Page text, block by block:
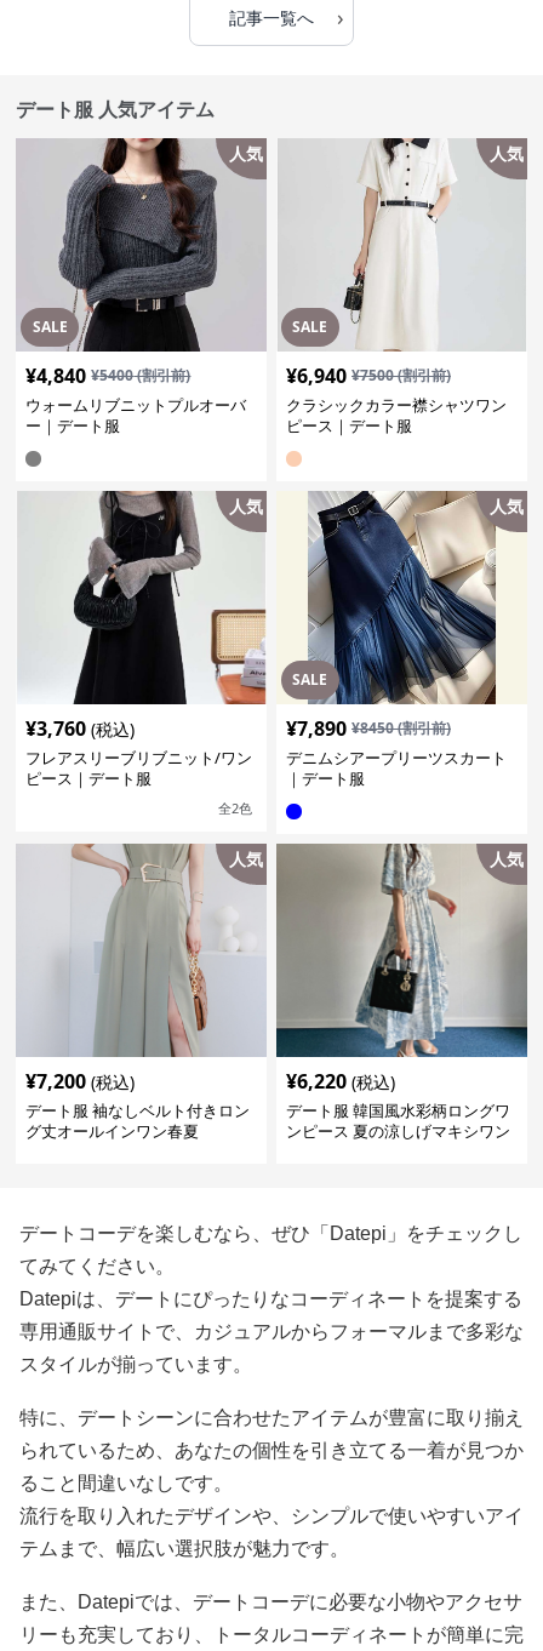
記事一覧へ ›
デート服 人気アイテム
SALE
人気
¥4,840 ¥5400(割引前)
ウォームリブニットプルオーバ
ー｜デート服
SALE
人気
¥6,940 ¥7500(割引前)
クラシックカラー襟シャツワン
ピース｜デート服
人気
¥3,760 (税込)
フレアスリーブリブニット/ワン
ピース｜デート服
全2色
SALE
人気
¥7,890 ¥8450(割引前)
デニムシアープリーツスカート
｜デート服
人気
¥7,200 (税込)
デート服 袖なしベルト付きロン
グ丈オールインワン春夏
人気
¥6,220 (税込)
デート服 韓国風水彩柄ロングワ
ンピース 夏の涼しげマキシワン
デートコーデを楽しむなら、ぜひ「Datepi」をチェックし
てみてください。
Datepiは、デートにぴったりなコーディネートを提案する
専用通販サイトで、カジュアルからフォーマルまで多彩な
スタイルが揃っています。
特に、デートシーンに合わせたアイテムが豊富に取り揃え
られているため、あなたの個性を引き立てる一着が見つか
ること間違いなしです。
流行を取り入れたデザインや、シンプルで使いやすいアイ
テムまで、幅広い選択肢が魅力です。
また、Datepiでは、デートコーデに必要な小物やアクセサ
リーも充実しており、トータルコーディネートが簡単に完